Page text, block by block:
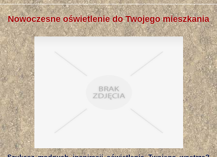
Nowoczesne oświetlenie do Twojego mieszkania